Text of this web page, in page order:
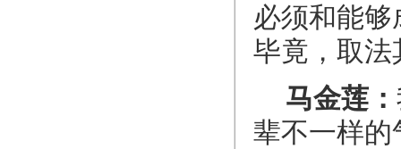
必须和能
毕竟，取法
马金莲：
辈不一样的